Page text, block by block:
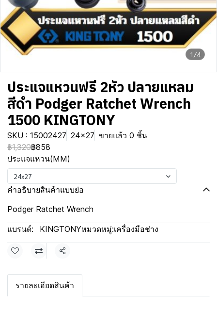
1/4
ประแจแหวนฟรี 2หัว ปลายแหลม
สีดำ Podger Ratchet Wrench
1500 KINGTONY
SKU : 15002427 24x27 ขายแล้ว 0 ชิ้น
฿1,320฿858
ประแจแหวน(MM)
24x27
คำอธิบายสินค้าแบบย่อ
Podger Ratchet Wrench
แบรนด์: KINGTONYหมวดหมู่:เครื่องมือช่าง
แชร์
รายละเอียดสินค้า